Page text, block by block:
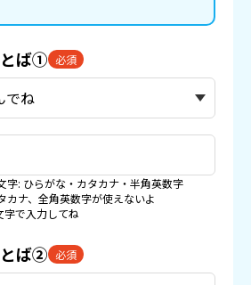
ば① 必須
字: ひらがな・カタカナ・半角英数字
カナ、全角英数字が使えないよ
で入力してね
ば② 必須